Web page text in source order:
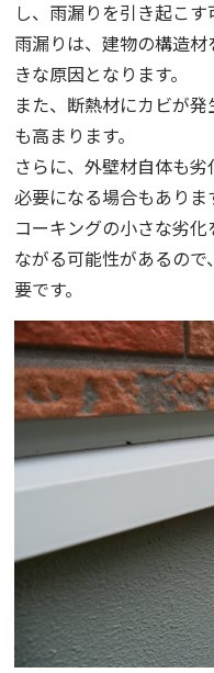
し、雨漏りを引き起こす
雨漏りは、建物の構造
きな原因となります。
また、断熱材にカビが
も高まります。
さらに、外壁材自体も
必要になる場合もありま
コーキングの小さな劣
ながる可能性があるの
要です。